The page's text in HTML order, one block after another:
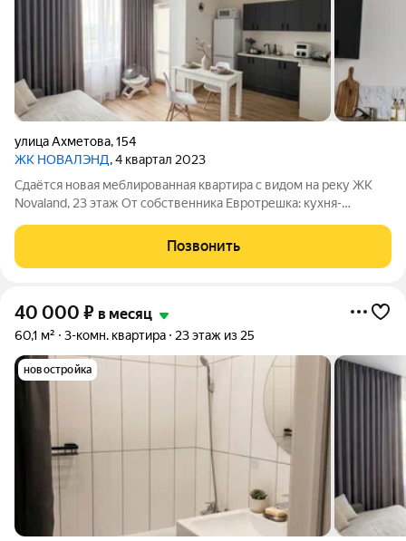
улица Ахметова,154
ЖК НОВАЛЭНД, 4 квартал 2023
Сдаётся новая меблированная квартира с видом на реку ЖК
Novaland, 23 этаж От собственника Евротрешка: кухня-
заезду. Расположение: 23 этаж, панорамный вид на реку прямо
из окон.
Позвонить
40 000 ₽ в месяц
60,1 м² 3-комн. квартира 23 этаж из 25
новостройка